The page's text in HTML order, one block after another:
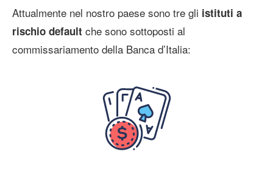
Attualmente nel nostro paese sono tre gli istituti a
rischio default che sono sottoposti al
commissariamento della Banca d’Italia: